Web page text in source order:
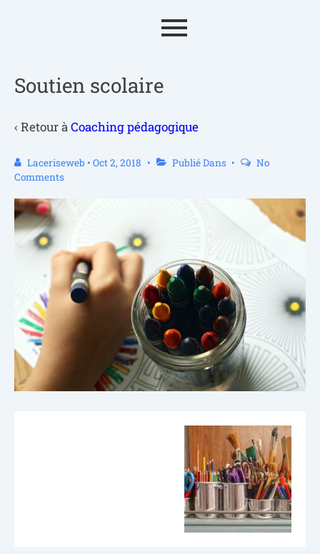
Soutien scolaire
‹ Retour àCoaching pédagogique
Laceriseweb • Oct 2, 2018 Publié Dans
No
Comments